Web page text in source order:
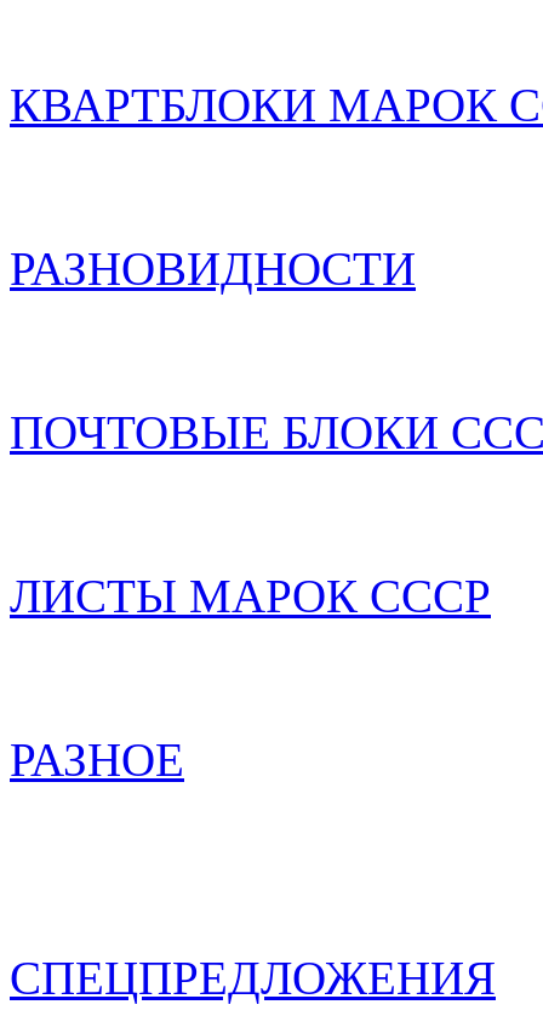
КВАРТБЛОКИ МАРОК
РАЗНОВИДНОСТИ
ПОЧТОВЫЕ БЛОКИ
ЛИСТЫ МАРОК СССР
РАЗНОЕ
СПЕЦПРЕДЛОЖЕНИЯ